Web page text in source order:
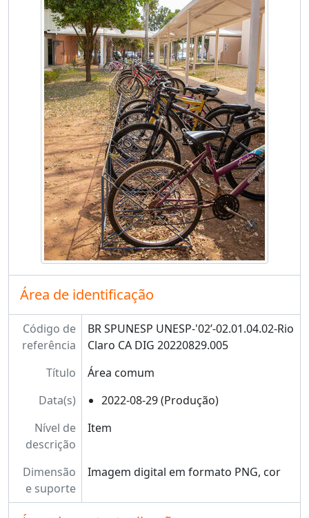
Área de identificação
Código de
referência
BR SPUNESP UNESP-'02’-02.01.04.02-Rio
Claro CA DIG 20220829.005
Título
Área comum
Data(s)
2022-08-29 (Produção)
Nível de
descrição
Item
Dimensão
e suporte
Imagem digital em formato PNG, cor